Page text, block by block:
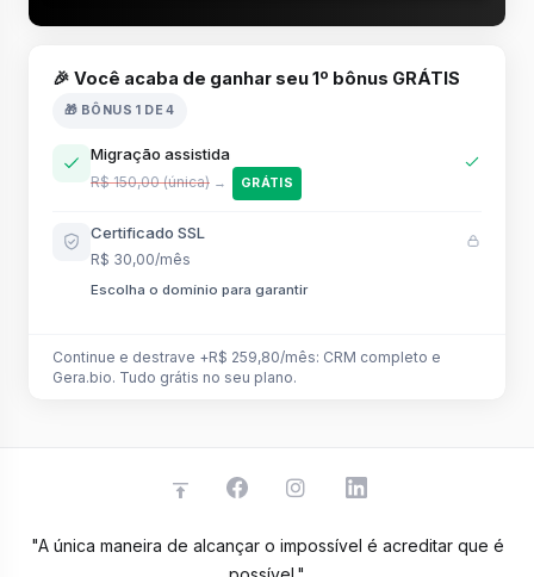
🎉 Você acaba de ganhar seu 1º bônus GRÁTIS
🎁 BÔNUS 1 DE 4
Migração assistida
R$ 150,00 (única) → GRÁTIS
Certificado SSL
R$ 30,00/mês
Escolha o domínio para garantir
Continue e destrave +R$ 259,80/mês: CRM completo e
Gera.bio. Tudo grátis no seu plano.
"A única maneira de alcançar o impossível é acreditar que é